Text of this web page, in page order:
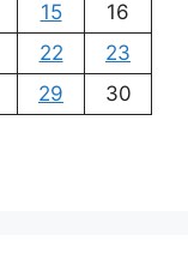
15
16
22
23
29 30